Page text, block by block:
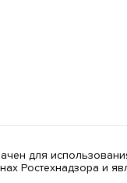
для
Ростехнадзора и